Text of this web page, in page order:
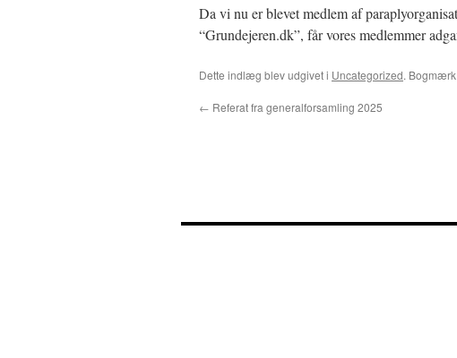
Da vi nu er blevet medlem af
“Grundejeren.dk”, får vores medlemmer
Dette indlæg blev udgivet i Uncategorized. Bogmærk
← Referat fra generalforsamling 2025